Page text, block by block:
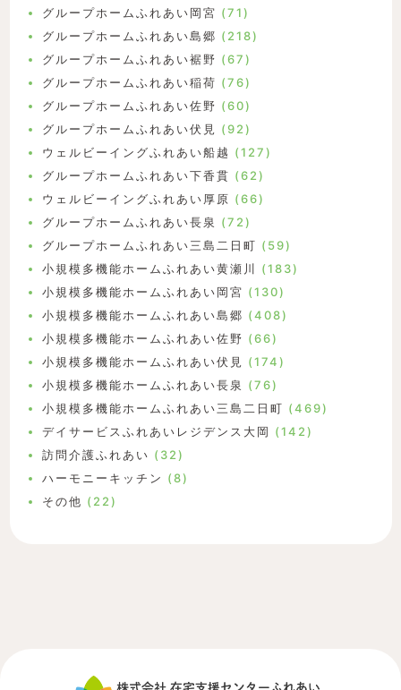
グループホームふれあい岡宮 (71)
グループホームふれあい島郷 (218)
グループホームふれあい裾野 (67)
グループホームふれあい稲荷 (76)
グループホームふれあい佐野 (60)
グループホームふれあい伏見
(92)
ウェルビーイングふれあい船越 (127)
グループホームふれあい下香貫 (62)
ウェルビーイングふれあい厚原 (66)
グループホームふれあい長泉 (72)
グループホームふれあい三島二日町 (59)
小規模多機能ホームふれあい黄瀬川
(183)
小規模多機能ホームふれあい岡宮 (130)
小規模多機能ホームふれあい島郷 (408)
小規模多機能ホームふれあい佐野 (66)
小規模多機能ホームふれあい伏見
(174)
小規模多機能ホームふれあい長泉 (76)
小規模多機能ホームふれあい三島二日町 (469)
デイサービスふれあいレジデンス大岡 (142)
訪問介護ふれあい (32)
ハーモニーキッチン (8)
その他 (22)